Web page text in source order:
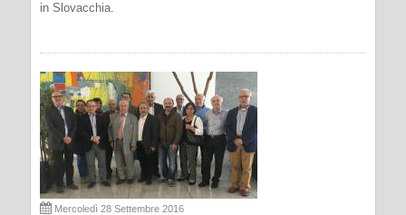
in Slovacchia.
Mercoledì 28 Settembre 2016